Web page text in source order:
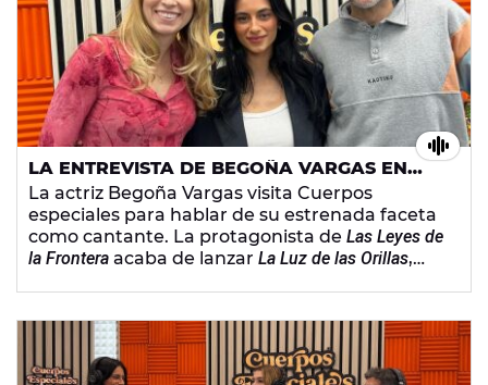
LA ENTREVISTA DE BEGOÑA VARGAS EN
'CUERPOS ESPECIALES'
La actriz Begoña Vargas visita Cuerpos
especiales para hablar de su estrenada faceta
como cantante. La protagonista de Las Leyes de
la Frontera acaba de lanzar La Luz de las Orillas,
se decidió dar el salto a la música y habla de
que ya está trabajando en nueva música.